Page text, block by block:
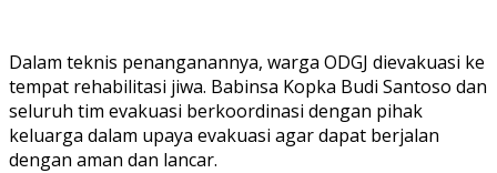
Dalam teknis penanganannya, warga ODGJ dievakuasi ke
tempat rehabilitasi jiwa. Babinsa Kopka Budi Santoso dan
seluruh tim evakuasi berkoordinasi dengan pihak
keluarga dalam upaya evakuasi agar dapat berjalan
dengan aman dan lancar.